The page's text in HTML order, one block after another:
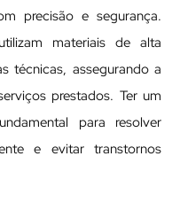
precisão e segurança.
materiais de alta
técnicas, assegurando a
prestados. Ter um
para resolver
e evitar transtornos